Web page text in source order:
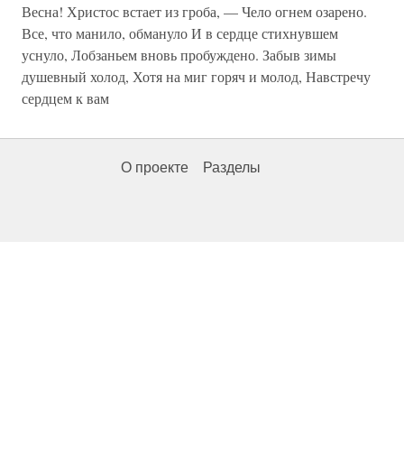
Весна! Христос встает из гроба, — Чело огнем озарено.
Все, что манило, обмануло И в сердце стихнувшем
уснуло, Лобзаньем вновь пробуждено. Забыв зимы
душевный холод, Хотя на миг горяч и молод, Навстречу
сердцем к вам
О проекте Разделы